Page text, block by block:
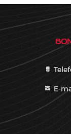
E-